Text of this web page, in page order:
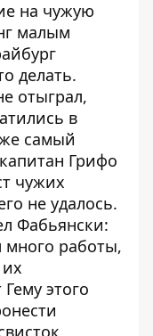
на чужую
малым
делать.
отыграл,
в
самый
Грифо
чужих
не удалось.
Фабьянски:
много работы,
этого